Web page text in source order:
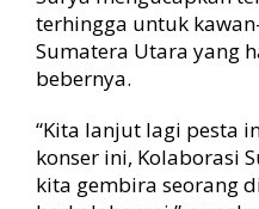
terhingga untuk
Sumatera Utara yang
bebernya.
“Kita lanjut lagi pesta
konser ini, Kolaborasi
kita gembira seorang